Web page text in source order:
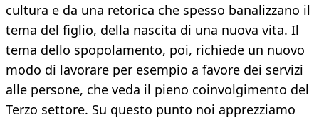
cultura e da una retorica che spesso banalizzano il
tema del figlio, della nascita di una nuova vita. Il
tema dello spopolamento, poi, richiede un nuovo
modo di lavorare per esempio a favore dei servizi
alle persone, che veda il pieno coinvolgimento del
Terzo settore. Su questo punto noi apprezziamo